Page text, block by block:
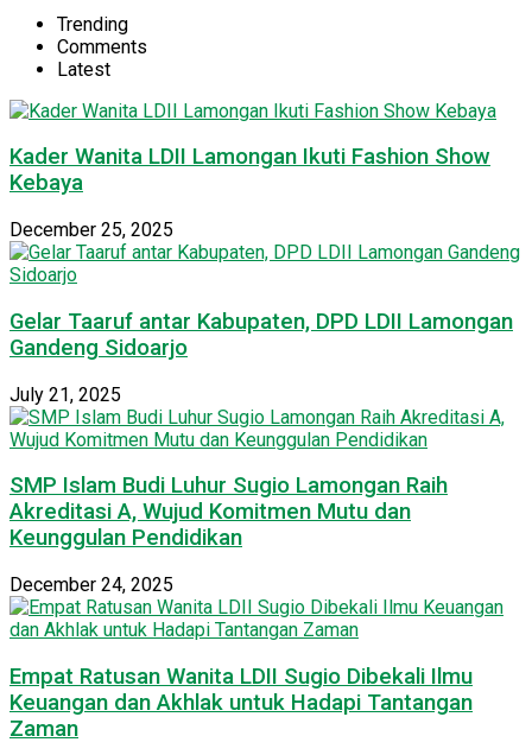
Trending
Comments
Latest
Kader Wanita LDII Lamongan Ikuti Fashion Show
Kebaya
December 25, 2025
Gelar Taaruf antar Kabupaten, DPD LDII Lamongan
Gandeng Sidoarjo
July 21, 2025
SMP Islam Budi Luhur Sugio Lamongan Raih
Akreditasi A, Wujud Komitmen Mutu dan
Keunggulan Pendidikan
December 24, 2025
Empat Ratusan Wanita LDII Sugio Dibekali Ilmu
Keuangan dan Akhlak untuk Hadapi Tantangan
Zaman